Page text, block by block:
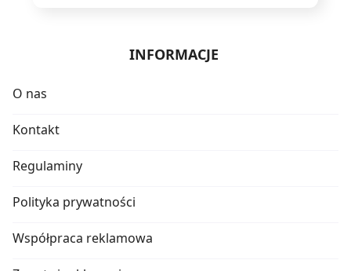
INFORMACJE
O nas
Kontakt
Regulaminy
Polityka prywatności
Współpraca reklamowa